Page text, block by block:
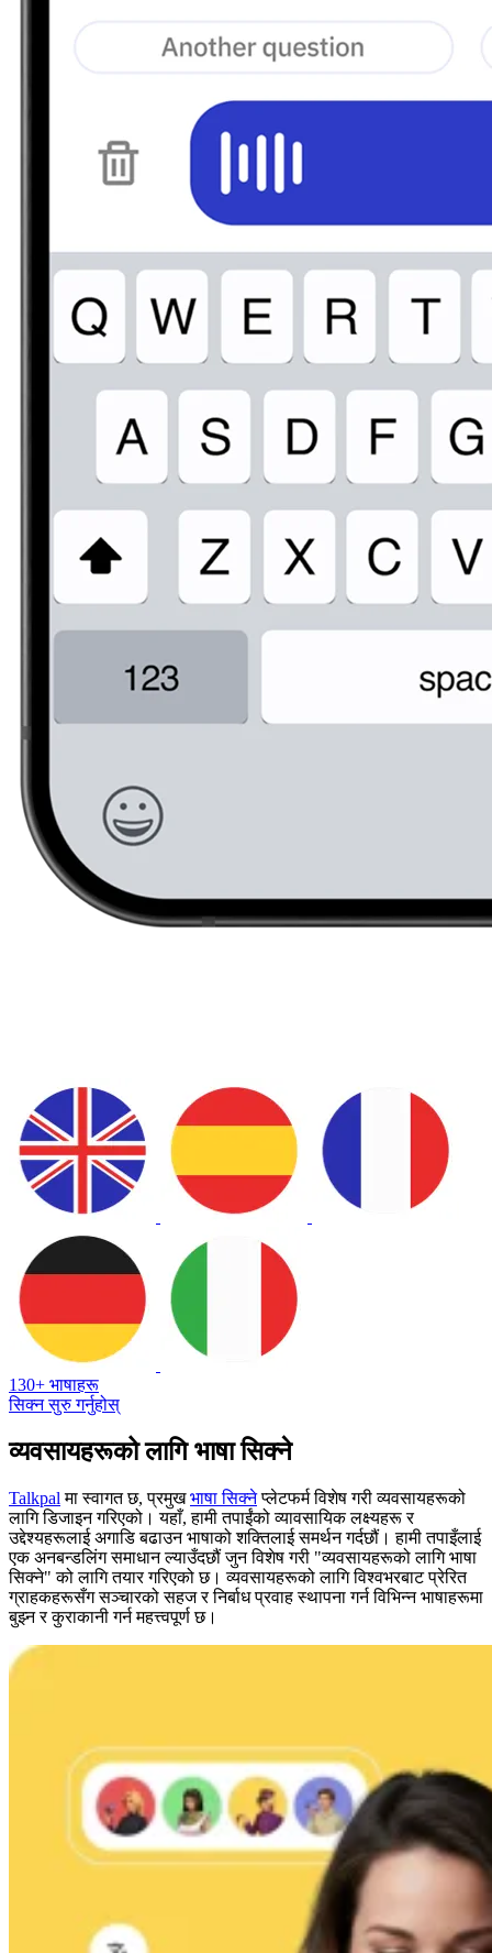
130+ भाषाहरू
सिक्न सुरु गर्नुहोस्
व्यवसायहरूको लागि भाषा सिक्ने
Talkpal मा स्वागत छ, प्रमुखभाषा सिक्नेप्लेटफर्म विशेष गरी व्यवसायहरूको
लागि डिजाइन गरिएको। यहाँ, हामी तपाईंको व्यावसायिक लक्ष्यहरू र
उद्देश्यहरूलाई अगाडि बढाउन भाषाको शक्तिलाई समर्थन गर्दछौं। हामी तपाइँलाई
एक अनबन्डलिंग समाधान ल्याउँदछौं जुन विशेष गरी "व्यवसायहरूको लागि भाषा
सिक्ने" को लागि तयार गरिएको छ। व्यवसायहरूको लागि विश्वभरबाट प्रेरित
ग्राहकहरूसँग सञ्चारको सहज र निर्बाध प्रवाह स्थापना गर्न विभिन्न भाषाहरूमा
बुझ्न र कुराकानी गर्न महत्त्वपूर्ण छ।